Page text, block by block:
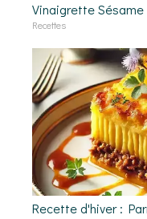
Vinaigrette Sésame
Recettes
Recette d'hiver :